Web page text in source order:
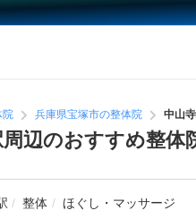
院 兵庫県宝塚市の整体院 中山
辺のおすすめ整体
整体 ほぐし・マッサージ